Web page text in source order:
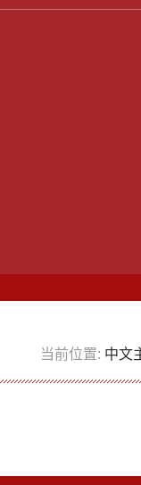
当前位置: 中文